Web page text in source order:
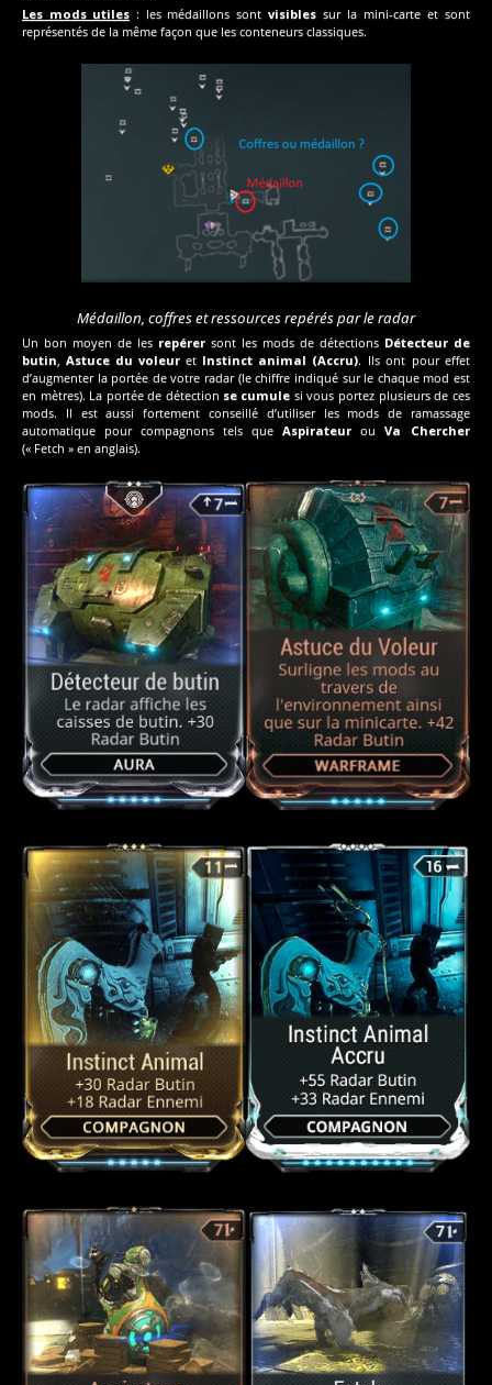
Les mods utiles : les médaillons sont visibles sur la mini-carte et sont
représentés de la même façon que les conteneurs classiques.
Médaillon, coffres et ressources repérés par le radar
Un bon moyen de les repérer sont les mods de détections Détecteur de
butin Astuce du voleur et Instinct animal (Accru). Ils ont pour effet
d’augmenter la portée de votre radar (le chiffre indiqué sur le chaque mod est
en mètres). La portée de détection se cumule si vous portez plusieurs de ces
mods. Il est aussi fortement conseillé d’utiliser les mods de ramassage
automatique pour compagnons tels que Aspirateur ou Va Chercher
(« Fetch » en anglais).